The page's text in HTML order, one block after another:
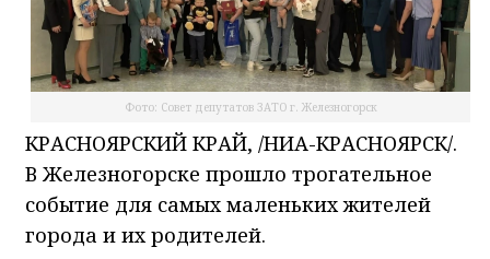
Фото: Совет депутатов ЗАТО г. Железногорск
КРАСНОЯРСКИЙ КРАЙ, /НИА-КРАСНОЯРСК/.
В Железногорске прошло трогательное
событие для самых маленьких жителей
города и их родителей.